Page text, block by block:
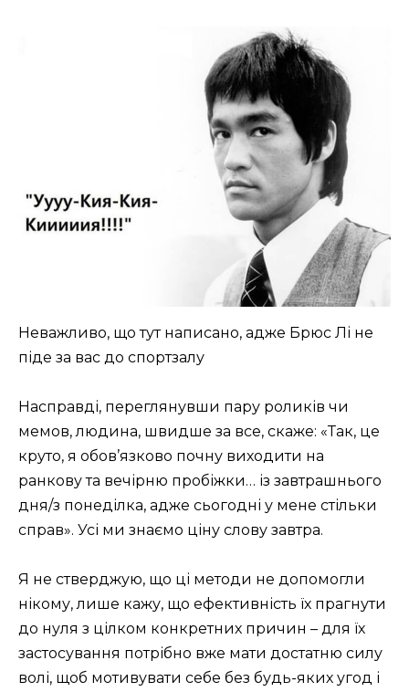
Неважливо, що тут написано, адже Брюс Лі не
піде за вас до спортзалу
Насправді, переглянувши пару роликів чи
мемов, людина, швидше за все, скаже: «Так, це
круто, я обов’язково почну виходити на
ранкову та вечірню пробіжки… із завтрашнього
дня/з понеділка, адже сьогодні у мене стільки
справ». Усі ми знаємо ціну слову завтра.
Я не стверджую, що ці методи не допомогли
нікому, лише кажу, що ефективність їх прагнути
до нуля з цілком конкретних причин – для їх
застосування потрібно вже мати достатню силу
волі, щоб мотивувати себе без будь-яких угод і